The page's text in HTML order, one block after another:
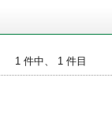
1 件中、 1 件目